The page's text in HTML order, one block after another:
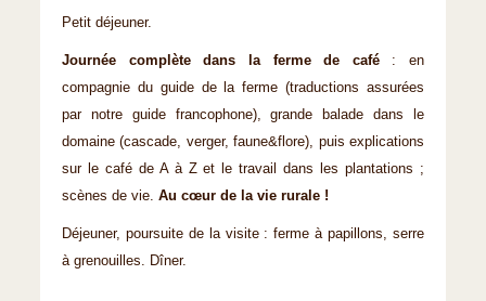
Petit déjeuner.
Journée complète dans la ferme de café : en
compagnie du guide de la ferme (traductions assurées
par notre guide francophone), grande balade dans le
domaine (cascade, verger, faune&flore), puis explications
sur le café de A à Z et le travail dans les plantations ;
scènes de vie. Au cœur de la vie rurale !
Déjeuner, poursuite de la visite : ferme à papillons, serre
à grenouilles. Dîner.